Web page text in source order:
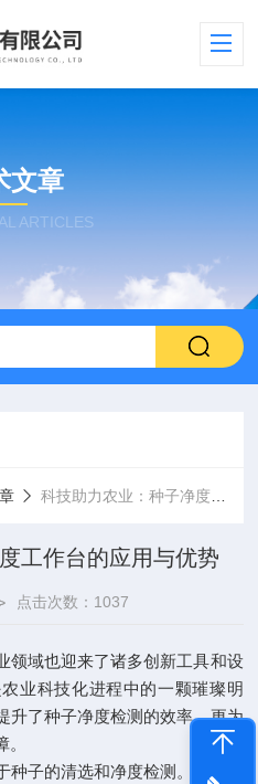
文章
ARTICLES
科技助力农业：种子净度工作台的应用与优势
工作台的应用与优势
点击次数：1037
域也迎来了诸多创新工具和设
业科技化进程中的一颗璀璨明
升了种子净度检测的效率，更为
子的清选和净度检测。它能够